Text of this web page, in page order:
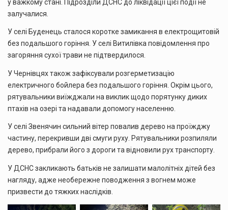
у важкому стані. Підрозділи ДСНС до ліквідації цієї події не
залучалися.
У селі Буденець сталося коротке замикання в електрощитовій
без подальшого горіння. У селі Витилівка повідомлення про
загоряння сухої трави не підтвердилося.
У Чернівцях також зафіксували розгерметизацію
електричного бойлера без подальшого горіння. Окрім цього,
рятувальники виїжджали на виклик щодо порятунку диких
птахів на озері та надавали допомогу населенню.
У селі Звенячин сильний вітер повалив дерево на проїжджу
частину, перекривши дві смуги руху. Рятувальники розпиляли
дерево, прибрали його з дороги та відновили рух транспорту.
У ДСНС закликають батьків не залишати малолітніх дітей без
нагляду, адже необережне поводження з вогнем може
призвести до тяжких наслідків.